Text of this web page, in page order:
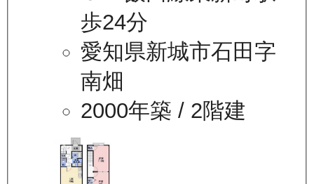
歩24分
愛知県新城市石田字
南畑
2000年築 / 2階建